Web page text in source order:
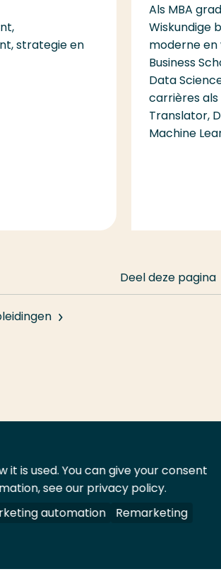
strategie en
Als MBA
Wiskundige
moderne en
Business
Data
carrières
Translator,
Machine
Deel deze pagina
is used. You can give your consent
see our privacy policy.
automation Remarketing